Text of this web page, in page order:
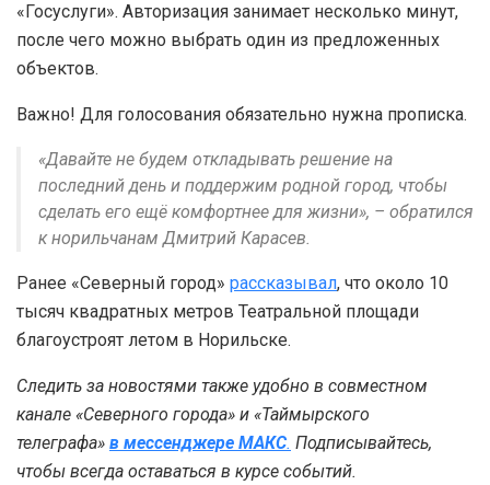
«Госуслуги». Авторизация занимает несколько минут,
после чего можно выбрать один из предложенных
объектов.
Важно! Для голосования обязательно нужна прописка.
«Давайте не будем откладывать решение на
последний день и поддержим родной город, чтобы
сделать его ещё комфортнее для жизни», – обратился
к норильчанам Дмитрий Карасев.
Ранее «Северный город» рассказывал, что около 10
тысяч квадратных метров Театральной площади
благоустроят летом в Норильске.
Следить за новостями также удобно в совместном
канале «Северного города» и «Таймырского
телеграфа» в мессенджере MAКС. Подписывайтесь,
чтобы всегда оставаться в курсе событий.